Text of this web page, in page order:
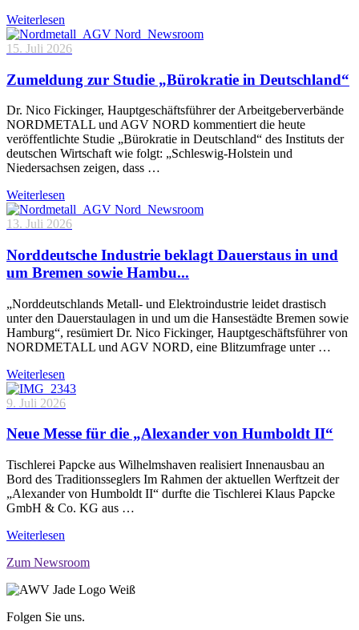
Weiterlesen
15. Juli 2026
Zumeldung zur Studie „Bürokratie in Deutschland“
Dr. Nico Fickinger, Hauptgeschäftsführer der Arbeitgeberverbände
NORDMETALL und AGV NORD kommentiert die heute
veröffentlichte Studie „Bürokratie in Deutschland“ des Instituts der
deutschen Wirtschaft wie folgt: „Schleswig-Holstein und
Niedersachsen zeigen, dass …
Weiterlesen
13. Juli 2026
Norddeutsche Industrie beklagt Dauerstaus in und
um Bremen sowie Hambu...
„Norddeutschlands Metall- und Elektroindustrie leidet drastisch
unter den Dauerstaulagen in und um die Hansestädte Bremen sowie
Hamburg“, resümiert Dr. Nico Fickinger, Hauptgeschäftsführer von
NORDMETALL und AGV NORD, eine Blitzumfrage unter …
Weiterlesen
9. Juli 2026
Neue Messe für die „Alexander von Humboldt II“
Tischlerei Papcke aus Wilhelmshaven realisiert Innenausbau an
Bord des Traditionsseglers Im Rahmen der aktuellen Werftzeit der
„Alexander von Humboldt II“ durfte die Tischlerei Klaus Papcke
GmbH & Co. KG aus …
Weiterlesen
Zum Newsroom
Folgen Sie uns.